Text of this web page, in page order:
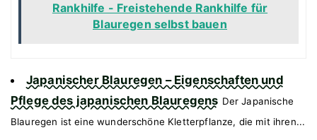
Rankhilfe - Freistehende Rankhilfe für
Blauregen selbst bauen
Japanischer Blauregen – Eigenschaften und
Pflege des japanischen Blauregens Der Japanische
Blauregen ist eine wunderschöne Kletterpflanze, die mit ihren...